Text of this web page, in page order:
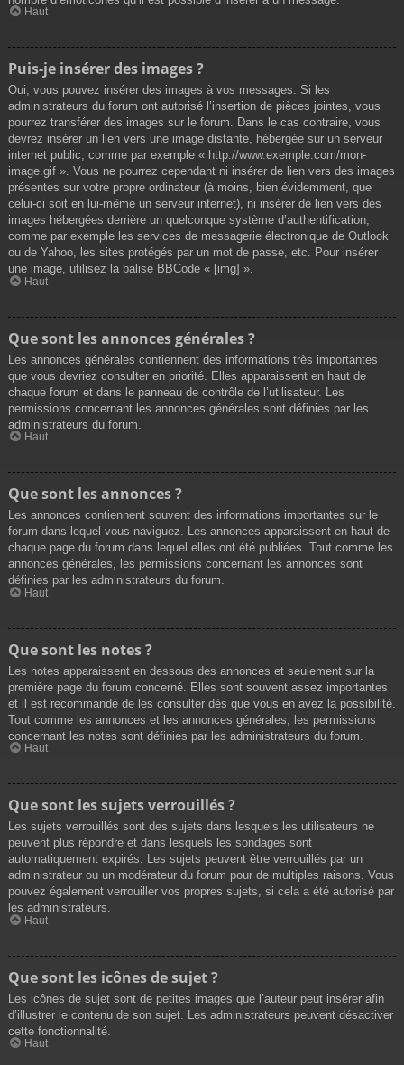
Haut
Puis-je insérer des images ?
Oui, vous pouvez insérer des images à vos messages. Si les
administrateurs du forum ont autorisé l’insertion de pièces jointes, vous
pourrez transférer des images sur le forum. Dans le cas contraire, vous
devrez insérer un lien vers une image distante, hébergée sur un serveur
internet public, comme par exemple « http://www.exemple.com/mon-
image.gif ». Vous ne pourrez cependant ni insérer de lien vers des images
présentes sur votre propre ordinateur (à moins, bien évidemment, que
celui-ci soit en lui-même un serveur internet), ni insérer de lien vers des
images hébergées derrière un quelconque système d’authentification,
comme par exemple les services de messagerie électronique de Outlook
ou de Yahoo, les sites protégés par un mot de passe, etc. Pour insérer
une image, utilisez la balise BBCode « [img] ».
Haut
Que sont les annonces générales ?
Les annonces générales contiennent des informations très importantes
que vous devriez consulter en priorité. Elles apparaissent en haut de
chaque forum et dans le panneau de contrôle de l’utilisateur. Les
permissions concernant les annonces générales sont définies par les
administrateurs du forum.
Haut
Que sont les annonces ?
Les annonces contiennent souvent des informations importantes sur le
forum dans lequel vous naviguez. Les annonces apparaissent en haut de
chaque page du forum dans lequel elles ont été publiées. Tout comme les
annonces générales, les permissions concernant les annonces sont
définies par les administrateurs du forum.
Haut
Que sont les notes ?
Les notes apparaissent en dessous des annonces et seulement sur la
première page du forum concerné. Elles sont souvent assez importantes
et il est recommandé de les consulter dès que vous en avez la possibilité.
Tout comme les annonces et les annonces générales, les permissions
concernant les notes sont définies par les administrateurs du forum.
Haut
Que sont les sujets verrouillés ?
Les sujets verrouillés sont des sujets dans lesquels les utilisateurs ne
peuvent plus répondre et dans lesquels les sondages sont
automatiquement expirés. Les sujets peuvent être verrouillés par un
administrateur ou un modérateur du forum pour de multiples raisons. Vous
pouvez également verrouiller vos propres sujets, si cela a été autorisé par
les administrateurs.
Haut
Que sont les icônes de sujet ?
Les icônes de sujet sont de petites images que l’auteur peut insérer afin
d’illustrer le contenu de son sujet. Les administrateurs peuvent désactiver
cette fonctionnalité.
Haut